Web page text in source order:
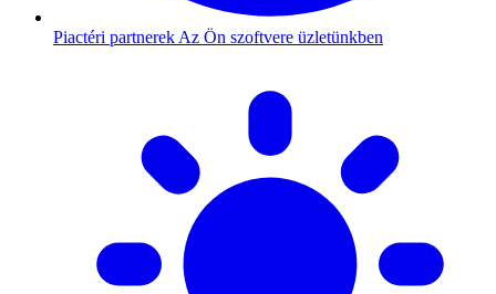
Piactéri partnerek Az Ön szoftvere üzletünkben